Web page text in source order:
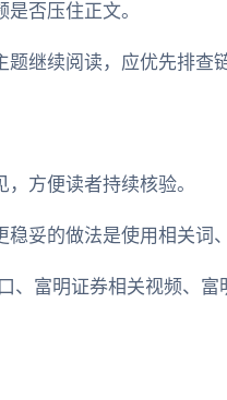
否压住正文。
继续阅读，应优先排查
方便读者持续核验。
妥的做法是使用相关词
、富明证券相关视频、